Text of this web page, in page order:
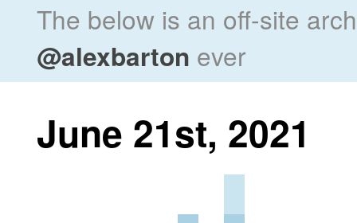
The below is an off-site
@alexbarton ever
June 21st, 2021